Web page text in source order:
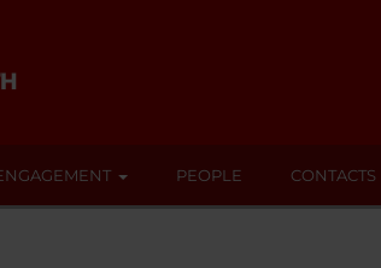
PEOPLE CONTACTS